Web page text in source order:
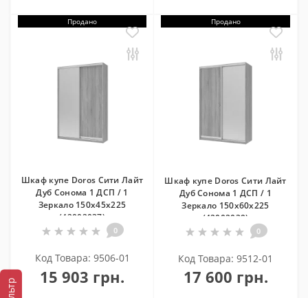
Продано
Шкаф купе Doros Сити Лайт
Дуб Cонома 1 ДСП / 1
Зеркало 150х45х225
(42002037)
0
Код Товара: 9506-01
15 903 грн.
Продано
Шкаф купе Doros Сити Лайт
Дуб Cонома 1 ДСП / 1
Зеркало 150х60х225
(42002039)
0
Код Товара: 9512-01
17 600 грн.